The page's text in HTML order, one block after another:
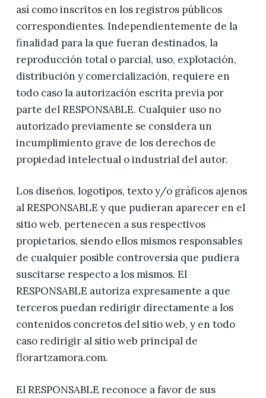
así como inscritos en los registros públicos
correspondientes. Independientemente de la
finalidad para la que fueran destinados, la
reproducción total o parcial, uso, explotación,
distribución y comercialización, requiere en
todo caso la autorización escrita previa por
parte del RESPONSABLE. Cualquier uso no
autorizado previamente se considera un
incumplimiento grave de los derechos de
propiedad intelectual o industrial del autor.
Los diseños, logotipos, texto y/o gráficos ajenos
al RESPONSABLE y que pudieran aparecer en el
sitio web, pertenecen a sus respectivos
propietarios, siendo ellos mismos responsables
de cualquier posible controversia que pudiera
suscitarse respecto a los mismos. El
RESPONSABLE autoriza expresamente a que
terceros puedan redirigir directamente a los
contenidos concretos del sitio web, y en todo
caso redirigir al sitio web principal de
florartzamora.com.
El RESPONSABLE reconoce a favor de sus